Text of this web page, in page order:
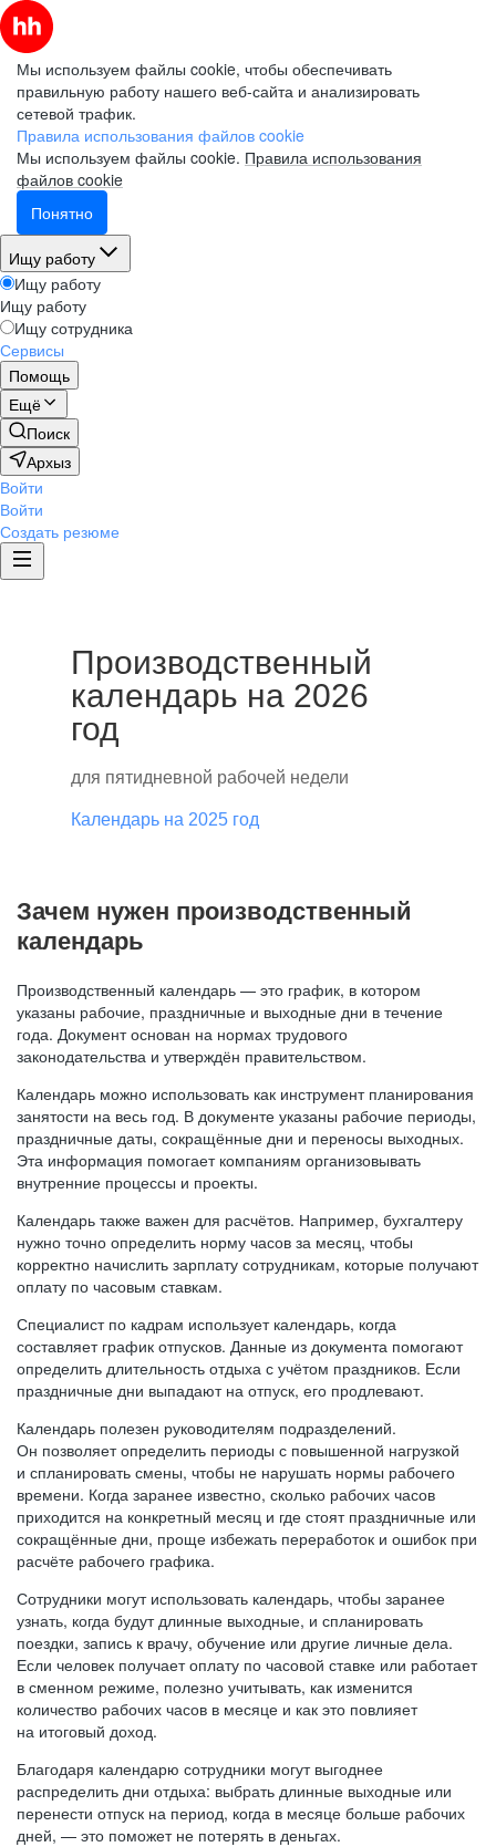
Мы используем файлы cookie, чтобы обеспечивать
правильную работу нашего веб-сайта и анализировать
сетевой трафик.
Правила использования файлов cookie
Мы используем файлы cookie. Правила использования
файлов cookie
Понятно
Ищу работу
Ищу работу
Ищу работу
Ищу сотрудника
Сервисы
Помощь
Ещё
Поиск
Архыз
Войти
Войти
Создать резюме
Производственный
календарь на 2026
год
для пятидневной рабочей недели
Календарь на 2025 год
Зачем нужен производственный
календарь
Производственный календарь — это график, в котором
указаны рабочие, праздничные и выходные дни в течение
года. Документ основан на нормах трудового
законодательства и утверждён правительством.
Календарь можно использовать как инструмент планирования
занятости на весь год. В документе указаны рабочие периоды,
праздничные даты, сокращённые дни и переносы выходных.
Эта информация помогает компаниям организовывать
внутренние процессы и проекты.
Календарь также важен для расчётов. Например, бухгалтеру
нужно точно определить норму часов за месяц, чтобы
корректно начислить зарплату сотрудникам, которые получают
оплату по часовым ставкам.
Специалист по кадрам использует календарь, когда
составляет график отпусков. Данные из документа помогают
определить длительность отдыха с учётом праздников. Если
праздничные дни выпадают на отпуск, его продлевают.
Календарь полезен руководителям подразделений.
Он позволяет определить периоды с повышенной нагрузкой
и спланировать смены, чтобы не нарушать нормы рабочего
времени. Когда заранее известно, сколько рабочих часов
приходится на конкретный месяц и где стоят праздничные или
сокращённые дни, проще избежать переработок и ошибок при
расчёте рабочего графика.
Сотрудники могут использовать календарь, чтобы заранее
узнать, когда будут длинные выходные, и спланировать
поездки, запись к врачу, обучение или другие личные дела.
Если человек получает оплату по часовой ставке или работает
в сменном режиме, полезно учитывать, как изменится
количество рабочих часов в месяце и как это повлияет
на итоговый доход.
Благодаря календарю сотрудники могут выгоднее
распределить дни отдыха: выбрать длинные выходные или
перенести отпуск на период, когда в месяце больше рабочих
дней, — это поможет не потерять в деньгах.